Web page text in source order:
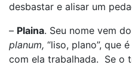
desbastar e alisar um
– Plaina. Seu nome vem
planum, “liso, plano”, que
com ela trabalhada. Se o